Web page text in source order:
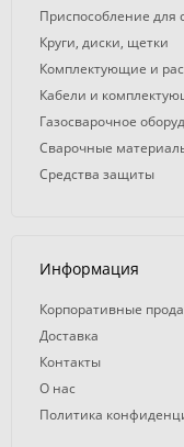
Приспособление для
Круги, диски, щетки
Комплектующие и
Кабели и
Газосварочное
Сварочные
Средства защиты
Информация
Корпоративные
Доставка
Контакты
О нас
Политика